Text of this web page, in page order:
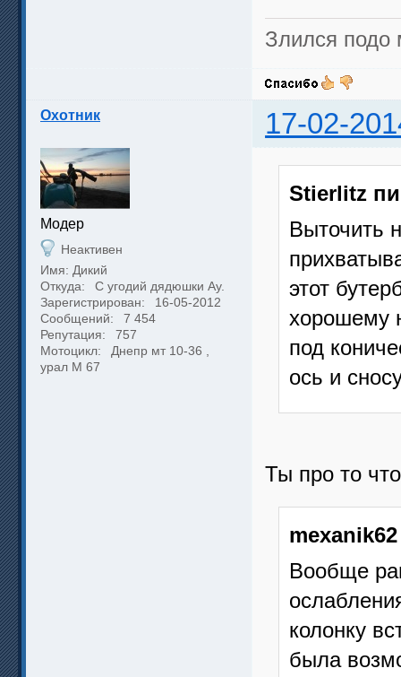
Злился подо
Охотник 17-02-
Модер
Неактивен
Имя: Дикий
Откуда:
С угодий дядюшки Ау.
Зарегистрирован:
16-05-2012
Сообщений:
7 454
Репутация:
757
Мотоцикл:
Днепр мт 10-36 ,
урал М 67
Stierlitz
Выточить
этот
хорошему
под
ось и
Ты про то
Вообще
колонку
была